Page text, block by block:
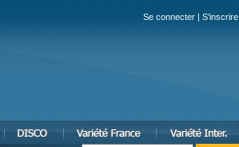
Se connecter | S'inscrire